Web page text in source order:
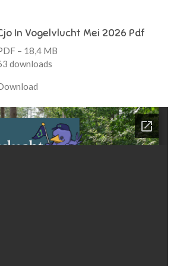
In Vogelvlucht Mei 2026 Pdf
– 18,4 MB
downloads